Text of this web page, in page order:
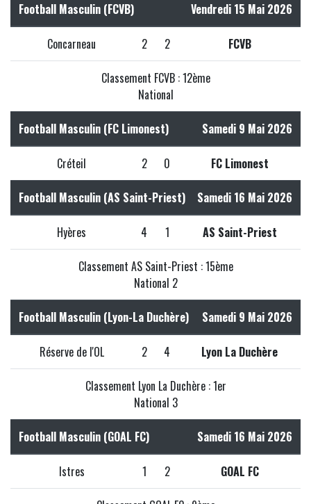
Football Masculin (FCVB) Vendredi 15 Mai 2026
Concarneau 2 2 FCVB
Classement FCVB : 12ème
National
Football Masculin (FC Limonest) Samedi 9 Mai 2026
Créteil 2 0 FC Limonest
Football Masculin (AS Saint-Priest) Samedi 16 Mai 2026
Hyères 4 1 AS Saint-Priest
Classement AS Saint-Priest : 15ème
National 2
Football Masculin (Lyon-La Duchère) Samedi 9 Mai 2026
Réserve de l'OL 2 4 Lyon La Duchère
Classement Lyon La Duchère : 1er
National 3
Football Masculin (GOAL FC) Samedi 16 Mai 2026
Istres 1 2 GOAL FC